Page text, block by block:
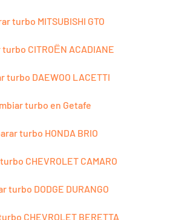
turbo MITSUBISHI GTO
CITROЁN ACADIANE
turbo DAEWOO LACETTI
turbo en Getafe
turbo HONDA BRIO
CHEVROLET CAMARO
turbo DODGE DURANGO
CHEVROLET BERETTA